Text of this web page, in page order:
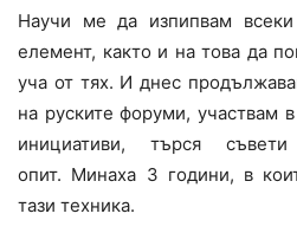
Научи ме да изпипвам
елемент, както и на това да
уча от тях. И днес
на руските форуми, участвам
инициативи, търся
опит. Минаха 3 години, в
тази техника.